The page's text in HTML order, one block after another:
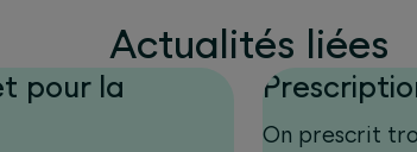
Actualités liées
pour la
On prescrit